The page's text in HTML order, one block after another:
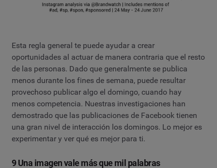
Esta regla general te puede ayudar a crear
oportunidades al actuar de manera contraria que el resto
de las personas. Dado que generalmente se publica
menos durante los fines de semana, puede resultar
provechoso publicar algo el domingo, cuando hay
menos competencia. Nuestras investigaciones han
demostrado que las publicaciones de Facebook tienen
una gran nivel de interacción los domingos. Lo mejor es
experimentar y ver qué es mejor para ti.
9 Una imagen vale más que mil palabras